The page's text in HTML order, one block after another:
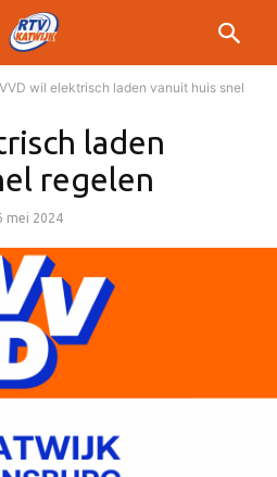
VVD wil elektrisch laden vanuit huis snel
laden
regelen
mei 2024